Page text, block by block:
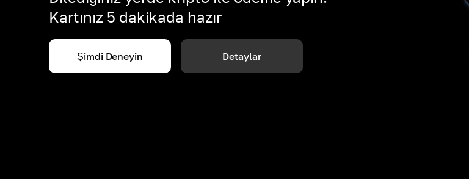
Kartınız 5 dakikada hazır
Şimdi Deneyin Detaylar